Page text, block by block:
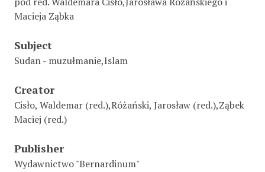
Macieja Ząbka
Subject
Sudan - muzułmanie,Islam
Creator
Cisło, Waldemar (red.),Różański, Jarosław (red.),Ząbek
Maciej (red.)
Publisher
Wydawnictwo "Bernardinum"